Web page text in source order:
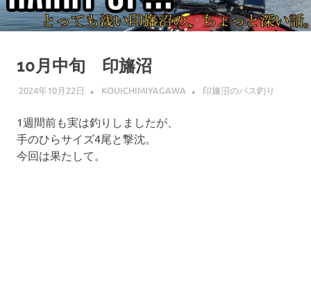
ッ
プ
10月中旬 印旛沼
2024年10月22日 KOUICHIMIYAGAWA 印旛沼のバス釣り
1週間前も実は釣りしましたが、
手のひらサイズ4尾と撃沈。
今回は果たして。